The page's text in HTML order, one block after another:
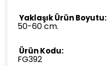
Yaklaşık Ürün Boyutu:
50-60 cm.
Ürün Kodu:
FG392